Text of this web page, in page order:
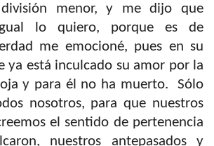
menor, y me dijo que
lo quiero, porque es de
me emocioné, pues en su
ya está inculcado su amor por la
y para él no ha muerto. Sólo
nosotros, para que nuestros
el sentido de pertenencia
nuestros antepasados y